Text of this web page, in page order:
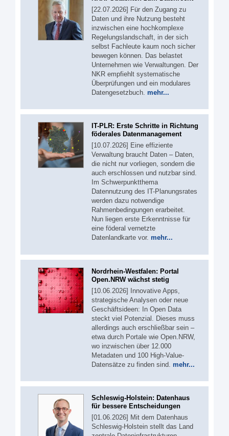
[22.07.2026] Für den Zugang zu
Daten und ihre Nutzung besteht
inzwischen eine hochkomplexe
Regelungslandschaft, in der sich
selbst Fachleute kaum noch sicher
bewegen können. Das belastet
Unternehmen wie Verwaltungen. Der
NKR empfiehlt systematische
Überprüfungen und ein modulares
Datengesetzbuch. mehr...
IT-PLR: Erste Schritte in Richtung
föderales Datenmanagement
[10.07.2026] Eine effiziente
Verwaltung braucht Daten – Daten,
die nicht nur vorliegen, sondern die
auch erschlossen und nutzbar sind.
Im Schwerpunktthema
Datennutzung des IT-Planungsrates
werden dazu notwendige
Rahmenbedingungen erarbeitet.
Nun liegen erste Erkenntnisse für
eine föderal vernetzte
Datenlandkarte vor. mehr...
Nordrhein-Westfalen: Portal
Open.NRW wächst stetig
[10.06.2026] Innovative Apps,
strategische Analysen oder neue
Geschäftsideen: In Open Data
steckt viel Potenzial. Dieses muss
allerdings auch erschließbar sein –
etwa durch Portale wie Open.NRW,
wo inzwischen über 12.000
Metadaten und 100 High-Value-
Datensätze zu finden sind. mehr...
Schleswig-Holstein: Datenhaus
für bessere Entscheidungen
[01.06.2026] Mit dem Datenhaus
Schleswig-Holstein stellt das Land